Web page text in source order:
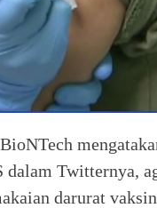
dalam Twitternya,
darurat